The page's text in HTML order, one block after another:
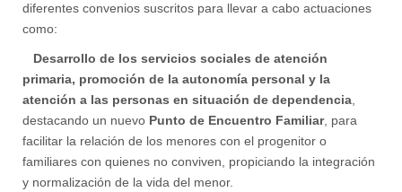
diferentes convenios suscritos para llevar a cabo actuaciones
como:
Desarrollo de los servicios sociales de atención
primaria, promoción de la autonomía personal y la
atención a las personas en situación de dependencia
destacando un nuevo Punto de Encuentro Familiar, para
facilitar la relación de los menores con el progenitor o
familiares con quienes no conviven, propiciando la integración
y normalización de la vida del menor.